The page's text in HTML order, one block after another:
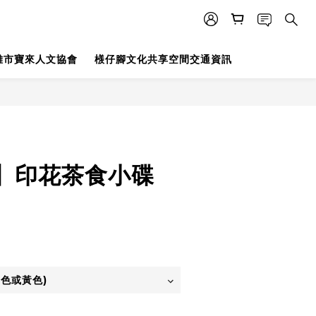
市寶來人文協會 檨仔腳文化共享空間交通資訊
印花茶食小碟